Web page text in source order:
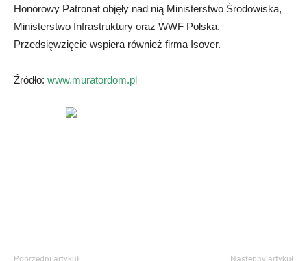
Honorowy Patronat objęły nad nią Ministerstwo Środowiska,
Ministerstwo Infrastruktury oraz WWF Polska.
Przedsięwzięcie wspiera również firma Isover.
Źródło: www.muratordom.pl